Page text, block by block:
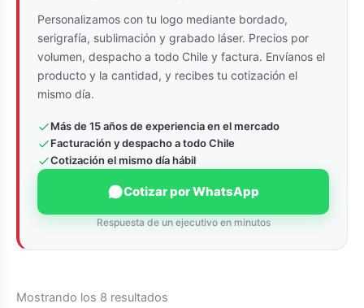
Personalizamos con tu logo mediante bordado,
serigrafía, sublimación y grabado láser. Precios por
volumen, despacho a todo Chile y factura. Envíanos el
producto y la cantidad, y recibes tu cotización el
mismo día.
Más de 15 años de experiencia en el mercado
Facturación y despacho a todo Chile
Cotización el mismo día hábil
Cotizar por WhatsApp
Respuesta de un ejecutivo en minutos
Mostrando los 8 resultados